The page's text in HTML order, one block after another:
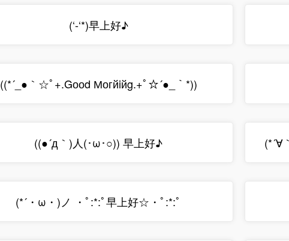
(‘-‘*)早上好♪
((*´_●｀☆ﾟ+.Gооd Могйiйg.+ﾟ☆´●_｀*))
((●´д｀)人(･ω･○)) 早上好♪ (*´∀
(*´・ω・)ノ ・ﾟ:*:ﾟ早上好☆・ﾟ:*:ﾟ